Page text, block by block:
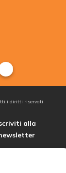
i diritti riservati
alla